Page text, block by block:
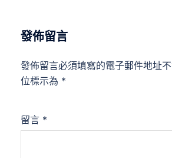
發佈留言
發佈留言必須填寫的電子郵件地址不
位標示為 *
留言 *